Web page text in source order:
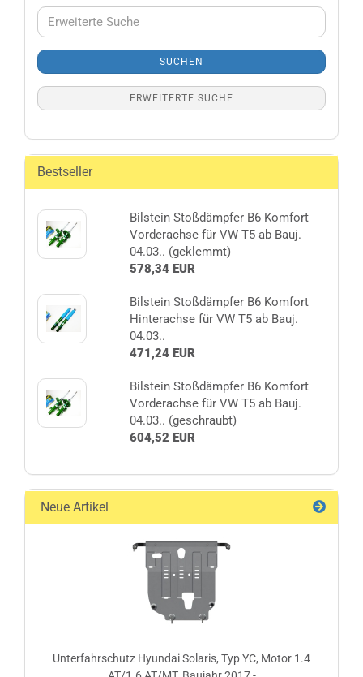
Erweiterte
Suche
SUCHEN
ERWEITERTE SUCHE
Bestseller
Bilstein Stoßdämpfer B6 Komfort
Vorderachse für VW T5 ab Bauj.
04.03.. (geklemmt)
578,34 EUR
Bilstein Stoßdämpfer B6 Komfort
Hinterachse für VW T5 ab Bauj.
04.03..
471,24 EUR
Bilstein Stoßdämpfer B6 Komfort
Vorderachse für VW T5 ab Bauj.
04.03.. (geschraubt)
604,52 EUR
Neue Artikel
Unterfahrschutz Hyundai Solaris, Typ YC, Motor 1.4